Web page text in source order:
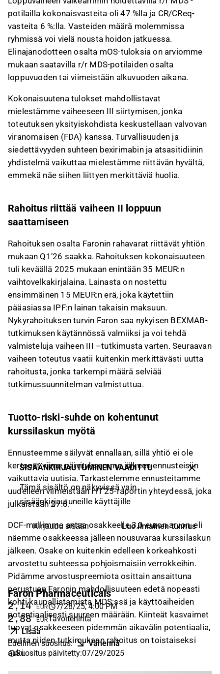
potilailla kokonaisvasteita oli 47 %lla ja CR/CReq-
vasteita 6 %:lla. Vasteiden määrä molemmissa
ryhmissä voi vielä nousta hoidon jatkuessa.
Elinajanodotteen osalta mOS-tuloksia on arviomme
mukaan saatavilla r/r MDS-potilaiden osalta
loppuvuoden tai viimeistään alkuvuoden aikana.
Kokonaisuutena tulokset mahdollistavat
mielestämme vaiheeseen III siirtymisen, jonka
toteutuksen yksityiskohdista keskustellaan valvovan
viranomaisen (FDA) kanssa. Turvallisuuden ja
siedettävyyden suhteen bexirimabin ja atsasitidiinin
yhdistelmä vaikuttaa mielestämme riittävän hyvältä,
emmekä näe siihen liittyen merkittäviä huolia.
Rahoitus riittää vaiheen II loppuun
saattamiseen
Rahoituksen osalta Faronin rahavarat riittävät yhtiön
mukaan Q1’26 saakka. Rahoituksen kokonaisuuteen
tuli keväällä 2025 mukaan enintään 35 MEUR:n
vaihtovelkakirjalaina. Lainasta on nostettu
ensimmäinen 15 MEUR:n erä, joka käytettiin
pääasiassa IPF:n lainan takaisin maksuun.
Nykyrahoituksen turvin Faron saa nykyisen BEXMAB-
tutkimuksen käytännössä valmiiksi ja voi tehdä
valmisteluja vaiheen III –tutkimusta varten. Seuraavan
vaiheen toteutus vaatii kuitenkin merkittävästi uutta
rahoitusta, jonka tarkempi määrä selviää
tutkimussuunnitelman valmistuttua.
Tuotto-riski-suhde on kohentunut
kurssilaskun myötä
Ennusteemme säilyvät ennallaan, sillä yhtiö ei ole
kertonut viime päivityksemme jälkeen ennusteisiin
vaikuttavia uutisia. Tarkastelemme ennusteitamme
uudelleen viimeistään H1’25-raportin yhteydessä, joka
julkaistaan 27.8.
DCF-mallimme antaa osakkeelle 3,0 euron arvon, eli
näemme osakkeessa jälleen nousuvaraa kurssilaskun
jälkeen. Osake on kuitenkin edelleen korkeahkosti
arvostettu suhteessa pohjoismaisiin verrokkeihin.
Pidämme arvostuspreemiota osittain ansaittuna
perustuen Faronin mahdollisuuteen edetä nopeasti
kohti kaupallistamista MDS:ssä ja käyttöaiheiden
potentiaalisesti suureen määrään. Kiinteät kasvaimet
tuovat osakkeeseen pidemmän aikavälin potentiaalia,
mutta niiden tutkimuksen rahoitus on toistaiseksi
auki.
SISÄÄNKIRJAUTUMINEN VAADITTU
Tämä sisältö on näkyvissä vain
sisäänkirjautuneille käyttäjille
Kirjaudu sisään Luo ilmainen tunnus
Faron Pharmaceuticals
2,14 EUR 7/28/25, 4:00 PM
2,88 EURTavoitehinta
Lisää
Edellinen suositus:
Vähennä
Suositus päivitetty:07/29/2025